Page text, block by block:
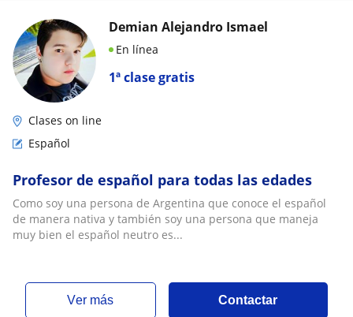
1ª clase gratis
Demian Alejandro Ismael
En línea
Clases on line
Español
Profesor de español para todas las edades
Como soy una persona de Argentina que conoce el español
de manera nativa y también soy una persona que maneja
muy bien el español neutro es...
ver más Contactar